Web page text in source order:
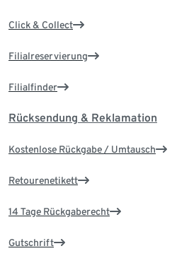
Click & Collect
Filialreservierung
Filialfinder
Rücksendung & Reklamation
Kostenlose Rückgabe / Umtausch
Retourenetikett
14 Tage Rückgaberecht
Gutschrift